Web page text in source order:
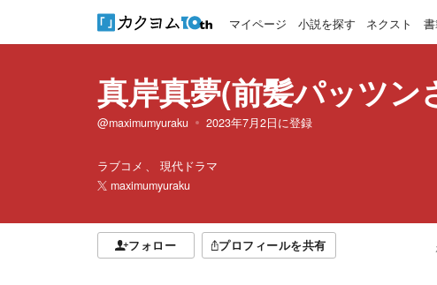
マイページ 小説を探す ネクスト
真岸真夢(前髪パッツン
@maximumyuraku 2023年7月2日に登録
ラブコメ
現代ドラマ
maximumyuraku
フォロー プロフィールを共有